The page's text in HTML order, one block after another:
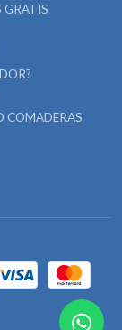
GRATIS
COMADERAS